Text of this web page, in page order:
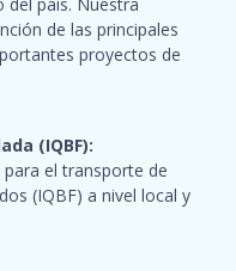
de las principales
proyectos de
(IQBF):
el transporte de
(IQBF) a nivel local y